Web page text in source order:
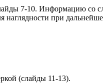
7-10. Информацию со
наглядности при
(слайды 11-13).